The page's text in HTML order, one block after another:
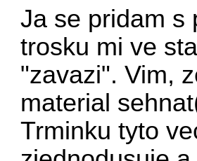
Ja se pridam s
trosku mi ve
"zavazi". Vim,
material
Trminku tyto